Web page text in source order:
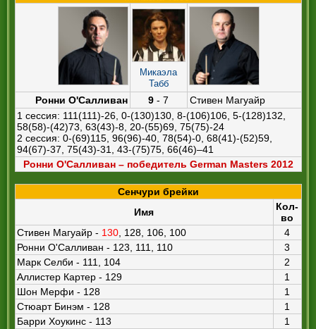
Микаэла
Табб
Ронни О'Салливан 9 - 7
Стивен Магуайр
1 сессия: 111(111)-26, 0-(130)130, 8-(106)106, 5-(128)132,
58(58)-(42)73, 63(43)-8, 20-(55)69, 75(75)-24
2 сессия: 0-(69)115, 96(96)-40, 78(54)-0, 68(41)-(52)59,
94(67)-37, 75(43)-31, 43-(75)75, 66(46)–41
Ронни О'Салливан – победитель German Masters 2012
Сенчури брейки
Имя
Кол-
во
Стивен Магуайр - 130, 128, 106, 100
4
Ронни О'Салливан - 123, 111, 110
3
Марк Селби - 111, 104
2
Аллистер Картер - 129
1
Шон Мерфи - 128
1
Стюарт Бинэм - 128
1
Барри Хоукинс - 113
1